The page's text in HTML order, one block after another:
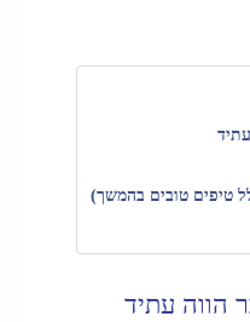
טיפים טובים בהמשך)
הווה עתיד